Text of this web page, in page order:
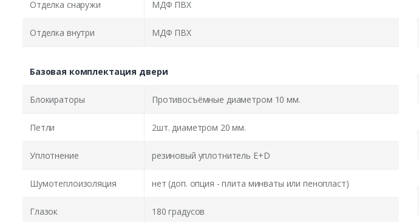
Отделка снаружи МДФ ПВХ
Отделка внутри МДФ ПВХ
Базовая комплектация двери
Блокираторы Противосъёмные диаметром 10 мм.
Петли 2шт. диаметром 20 мм.
Уплотнение резиновый уплотнитель E+D
Шумотеплоизоляция нет (доп. опция - плита минваты или пенопласт)
Глазок 180 градусов